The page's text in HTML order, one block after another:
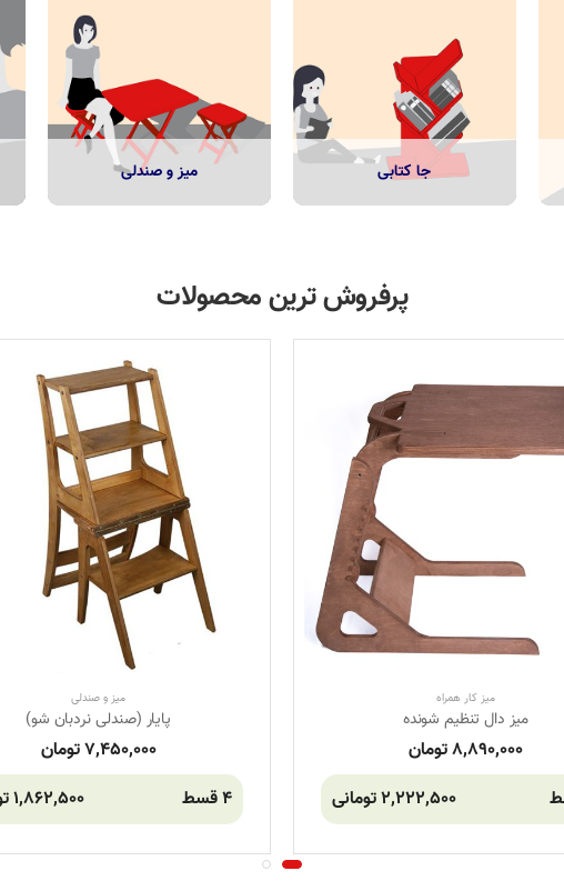
میز و صندلی جا کتابی
پرفروش ترین محصولات
میز کار همراه
میز دال تنظیم شونده
8,890,000 تومان
2,222,500 تومانی
میز و صندلی
پایار (صندلی نردبان شو)
7,450,000 تومان
4 قسط
1,862,500 تومانی